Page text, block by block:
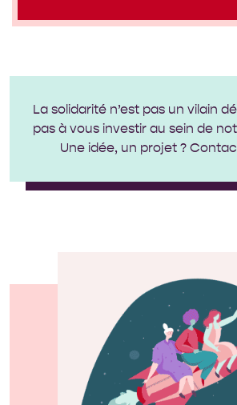
La solidarité n’est pas un vilain
pas à vous investir au sein de
Une idée, un projet ?